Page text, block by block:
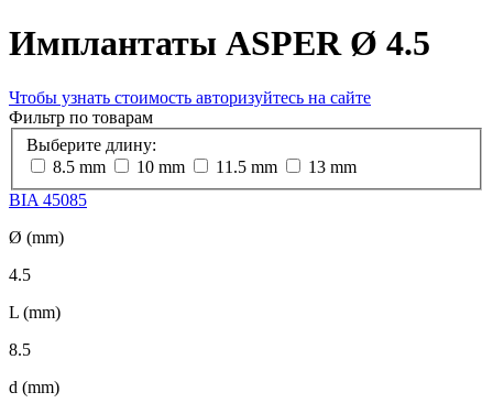
Имплантаты ASPER Ø 4.5
Чтобы узнать стоимость авторизуйтесь на сайте
Фильтр по товарам
Выберите длину:
8.5 mm
10 mm 11.5 mm
13 mm
BIA 45085
Ø (mm)
4.5
L (mm)
8.5
d (mm)